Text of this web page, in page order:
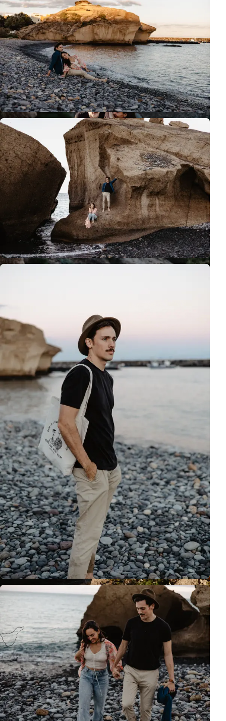
aquí como fotógrafa.
Ver todas las publicaciones
Ubicación
Canary Islands, Spain
Contacto